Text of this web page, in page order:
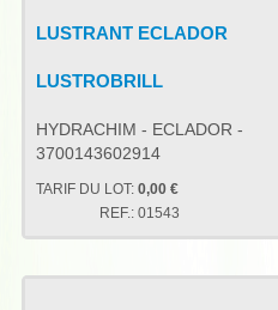
LUSTRANT ECLADOR
LUSTROBRILL
HYDRACHIM - ECLADOR -
3700143602914
TARIF DU LOT: 0,00 €
REF.: 01543